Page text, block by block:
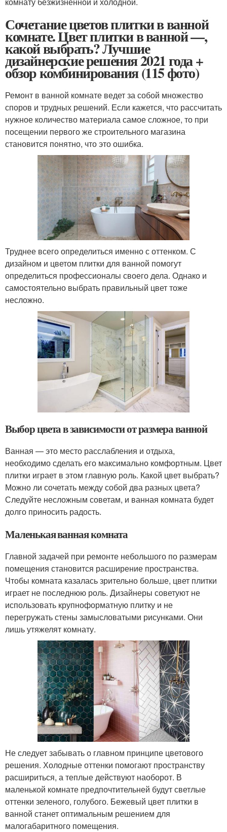
Сочетание цветов плитки в ванной
комнате. Цвет плитки в ванной —,
какой выбрать? Лучшие
дизайнерские решения 2021 года +
обзор комбинирования (115 фото)
Ремонт в ванной комнате ведет за собой множество
споров и трудных решений. Если кажется, что рассчитать
нужное количество материала самое сложное, то при
посещении первого же строительного магазина
становится понятно, что это ошибка.
Труднее всего определиться именно с оттенком. С
дизайном и цветом плитки для ванной помогут
определиться профессионалы своего дела. Однако и
самостоятельно выбрать правильный цвет тоже
несложно.
Выбор цвета в зависимости от размера ванной
Ванная — это место расслабления и отдыха,
необходимо сделать его максимально комфортным. Цвет
плитки играет в этом главную роль. Какой цвет выбрать?
Можно ли сочетать между собой два разных цвета?
Следуйте несложным советам, и ванная комната будет
долго приносить радость.
Маленькая ванная комната
Главной задачей при ремонте небольшого по размерам
помещения становится расширение пространства.
Чтобы комната казалась зрительно больше, цвет плитки
играет не последнюю роль. Дизайнеры советуют не
использовать крупноформатную плитку и не
перегружать стены замысловатыми рисунками. Они
лишь утяжелят комнату.
Не следует забывать о главном принципе цветового
решения. Холодные оттенки помогают пространству
расшириться, а теплые действуют наоборот. В
маленькой комнате предпочтительней будут светлые
оттенки зеленого, голубого. Бежевый цвет плитки в
ванной станет оптимальным решением для
малогабаритного помещения.